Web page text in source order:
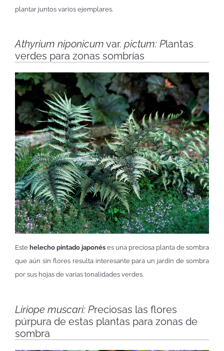
plantar juntos varios ejemplares.
Athyrium niponicum var. pictum: Plantas
verdes para zonas sombrías
Este helecho pintado japonés es una preciosa planta de sombra
que aún sin flores resulta interesante para un jardín de sombra
por sus hojas de varias tonalidades verdes.
Liriope muscari: Preciosas las flores
púrpura de estas plantas para zonas de
sombra